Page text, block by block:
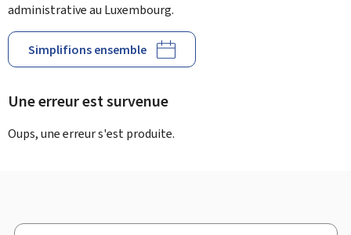
administrative au Luxembourg.
Simplifions ensemble
Une erreur est survenue
Oups, une erreur s'est produite.